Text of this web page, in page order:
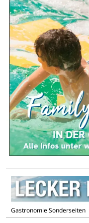
Gastronomie Sonderseiten